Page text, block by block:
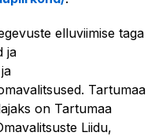
elluviimise taga
ja
Tartumaa
on Tartumaa
Liidu,